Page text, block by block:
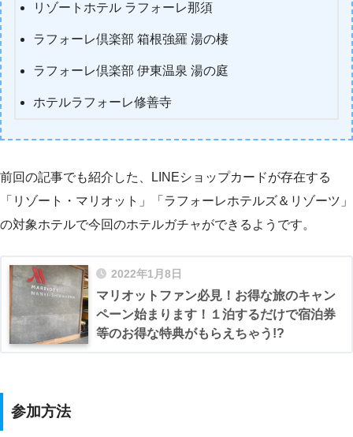
リゾートホテル ラフォーレ那須
ラフォーレ倶楽部 箱根強羅 湯の棲
ラフォーレ倶楽部 伊東温泉 湯の庭
ホテルラフォーレ修善寺
前回の記事でも紹介した、LINEショップカードが存在する
「リゾート・マリオット」「ラフォーレホテルズ＆リゾーツ」
の対象ホテルで今回のホテルガチャができるようです。
2022年1月8日
マリオットファン必見！お得な旅のキャン
ペーン始まります！１泊するだけで宿泊券
等のお得な特典がもらえちゃう!?
参加方法